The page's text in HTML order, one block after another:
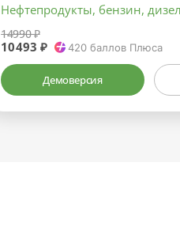
Нефтепродукты, бензин,
14990 ₽
10493 ₽ 420баллов Плюса
Демоверсия